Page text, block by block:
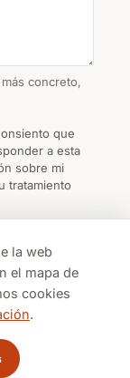
concreto,
que
a esta
sobre mi
tratamiento
la web
el mapa de
cookies
.